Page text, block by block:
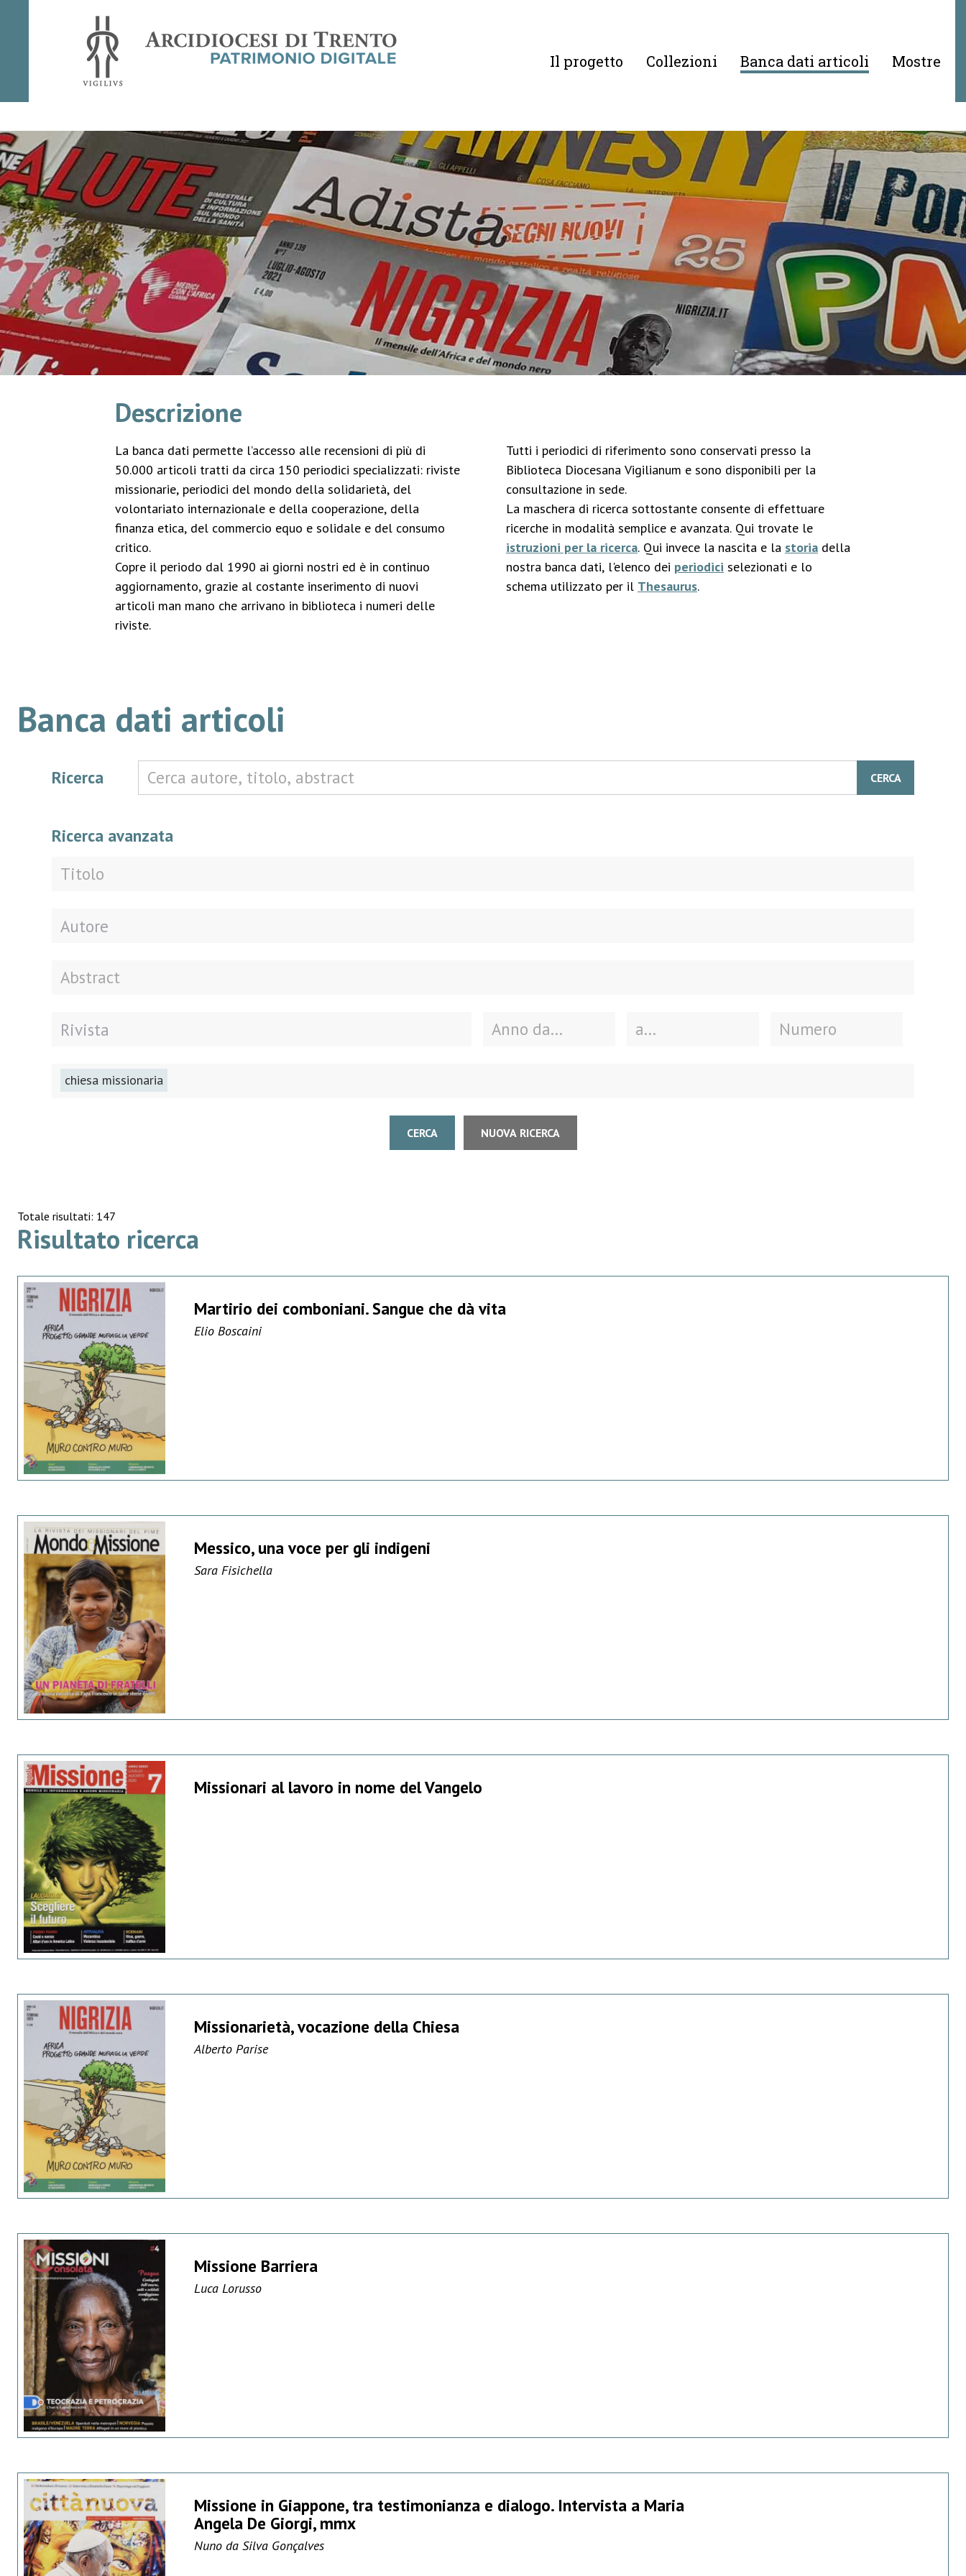
Il progetto Collezioni Banca dati articoli Mostre
Descrizione
La banca dati permette l’accesso alle recensioni di più di
50.000 articoli tratti da circa 150 periodici specializzati: riviste
missionarie, periodici del mondo della solidarietà, del
volontariato internazionale e della cooperazione, della
finanza etica, del commercio equo e solidale e del consumo
critico.
Copre il periodo dal 1990 ai giorni nostri ed è in continuo
aggiornamento, grazie al costante inserimento di nuovi
articoli man mano che arrivano in biblioteca i numeri delle
riviste.
Tutti i periodici di riferimento sono conservati presso la
Biblioteca Diocesana Vigilianum e sono disponibili per la
consultazione in sede.
La maschera di ricerca sottostante consente di effettuare
ricerche in modalità semplice e avanzata. Qui trovate le
istruzioni per la ricerca. Qui invece la nascita e la storia della
nostra banca dati, l'elenco dei periodici selezionati e lo
schema utilizzato per il Thesaurus.
Banca dati articoli
Ricerca CERCA
Ricerca avanzata
chiesa missionaria
CERCA NUOVA RICERCA
Totale risultati: 147
Risultato ricerca
Martirio dei comboniani. Sangue che dà vita
Elio Boscaini
Messico, una voce per gli indigeni
Sara Fisichella
Missionari al lavoro in nome del Vangelo
Missionarietà, vocazione della Chiesa
Alberto Parise
Missione Barriera
Luca Lorusso
Missione in Giappone, tra testimonianza e dialogo. Intervista a Maria
Angela De Giorgi, mmx
Nuno da Silva Gonçalves